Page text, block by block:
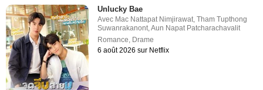
Unlucky Bae
Avec Mac Nattapat Nimjirawat,Tham Tupthong
Suwanrakanont,Aun Napat Patcharachavalit
Romance, Drame
6 août 2026 sur Netflix